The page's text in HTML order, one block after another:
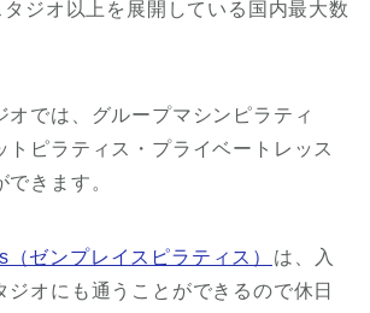
ジオ以上を展開している国内最大数
オでは、グループマシンピラティ
トピラティス・プライベートレッス
きます。
ゼンプレイスピラティス）
は、入
ジオにも通うことができるので休日